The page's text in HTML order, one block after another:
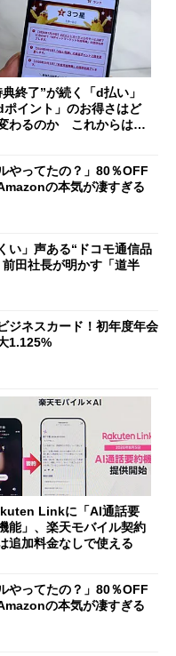
典終了”が続く「d払い」
dポイント」のお得さはど
わるのか これからは
やってたの？」80％OFF
の本気が凄すぎる
い」声ある“ドコモ通信品
田社長が明かす「道半
ジネスカード！初年度年会
1.125%
Linkに「AI通話要
能」、楽天モバイル契約
追加料金なしで使える
やってたの？」80％OFF
の本気が凄すぎる